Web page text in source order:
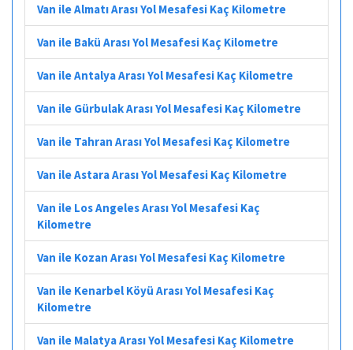
Van ile Almatı Arası Yol Mesafesi Kaç Kilometre
Van ile Bakü Arası Yol Mesafesi Kaç Kilometre
Van ile Antalya Arası Yol Mesafesi Kaç Kilometre
Van ile Gürbulak Arası Yol Mesafesi Kaç Kilometre
Van ile Tahran Arası Yol Mesafesi Kaç Kilometre
Van ile Astara Arası Yol Mesafesi Kaç Kilometre
Van ile Los Angeles Arası Yol Mesafesi Kaç
Kilometre
Van ile Kozan Arası Yol Mesafesi Kaç Kilometre
Van ile Kenarbel Köyü Arası Yol Mesafesi Kaç
Kilometre
Van ile Malatya Arası Yol Mesafesi Kaç Kilometre